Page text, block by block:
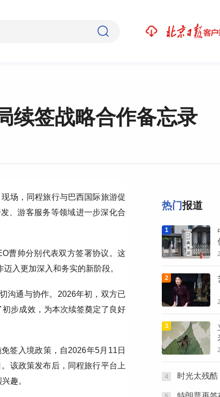
续签战略合作备忘录
场，同程旅行与巴西国际旅游促
、游客服务等领域进一步深化合
曹帅分别代表双方签署协议。这
入更加深入和务实的新阶段。
沟通与协作。2026年初，双方已
步成效，为本次续签奠定了良好
签入境政策，自2026年5月11日
该政策发布后，同程旅行平台上
趣。
热门报道
1
2
3
4 时光太残酷！当